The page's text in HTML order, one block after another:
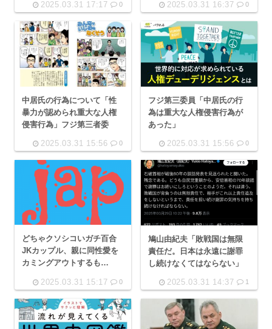
2025.03.31 17:17 0 2025.03.31 16:37 0
中居氏の行為について「性
暴力が認められ重大な人権
侵害行為」フジ第三者委
2025.03.31 15:56 0
フジ第三委員「中居氏の行
為は重大な人権侵害行為が
あった」
2025.03.31 15:56 0
どちゃクソシコいガチ百合
JKカップル、親に同性愛を
カミングアウトするも…
2025.03.31 15:17 0
鳩山由紀夫「敗戦国は無限
責任だ。日本は永遠に謝罪
し続けなくてはならない」
2025.03.31 14:37 1